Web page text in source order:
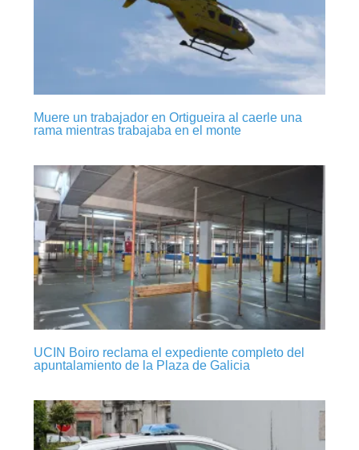
Muere un trabajador en Ortigueira al caerle una
rama mientras trabajaba en el monte
UCIN Boiro reclama el expediente completo del
apuntalamiento de la Plaza de Galicia